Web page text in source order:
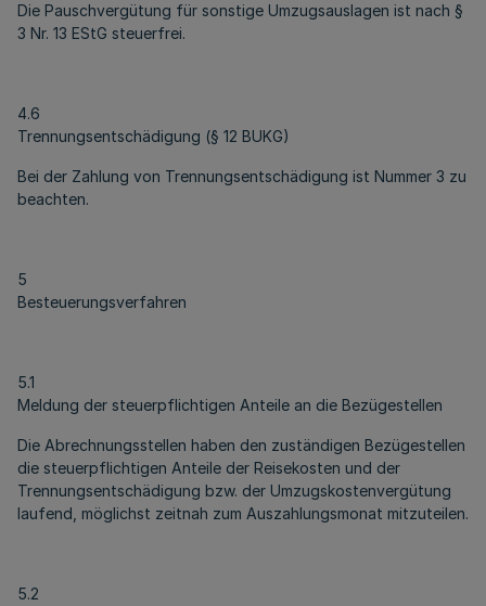
Die Pauschvergütung für sonstige Umzugsauslagen ist nach §
3 Nr. 13 EStG steuerfrei.
4.6
Trennungsentschädigung (§ 12 BUKG)
Bei der Zahlung von Trennungsentschädigung ist Nummer 3 zu
beachten.
5
Besteuerungsverfahren
5.1
Meldung der steuerpflichtigen Anteile an die Bezügestellen
Die Abrechnungsstellen haben den zuständigen Bezügestellen
die steuerpflichtigen Anteile der Reisekosten und der
Trennungsentschädigung bzw. der Umzugskostenvergütung
laufend, möglichst zeitnah zum Auszahlungsmonat mitzuteilen.
5.2